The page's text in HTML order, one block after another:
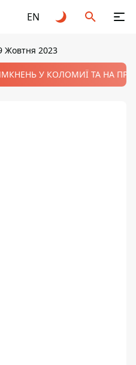
EN
Жовтня 2023
У КОЛОМИЇ ТА НА